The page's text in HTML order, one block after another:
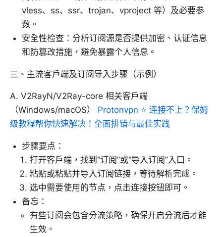
vless、ss、ssr、trojan、vproject 等）及必要参
数。
安全性检查：分析订阅源是否提供加密、认证信息
和防篡改措施，避免暴露个人信息。
三、主流客户端及订阅导入步骤（示例）
A. V2RayN/V2Ray-core 相关客户端
（Windows/macOS） Protonvpn ⭐ 连接不上？保姆
级教程帮你快速解决！全面排错与最佳实践
步骤要点：
打开客户端，找到“订阅”或“导入订阅”入口。
粘贴或粘贴并导入订阅链接，等待解析完成。
选中需要使用的节点，点击连接按钮即可。
备忘：
有些订阅会包含分流策略，确保开启分流后才能
生效。